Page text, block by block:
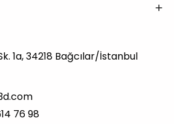
1a, 34218 Bağcılar/İstanbul
76 98